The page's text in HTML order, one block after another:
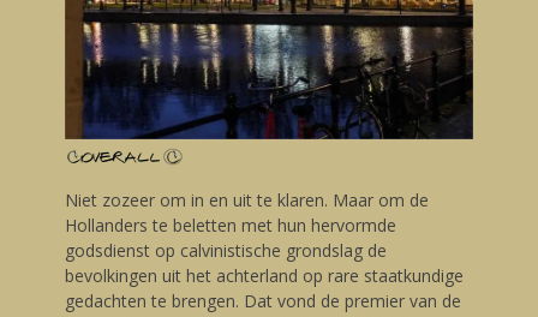
Niet zozeer om in en uit te klaren. Maar om de
Hollanders te beletten met hun hervormde
godsdienst op calvinistische grondslag de
bevolkingen uit het achterland op rare staatkundige
gedachten te brengen. Dat vond de premier van de